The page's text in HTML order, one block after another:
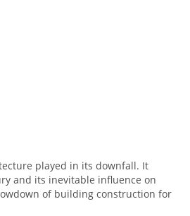
played in its downfall. It
and its inevitable influence on
of building construction for